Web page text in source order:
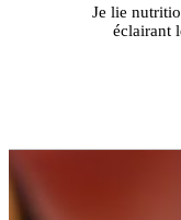
Je lie
éclairant